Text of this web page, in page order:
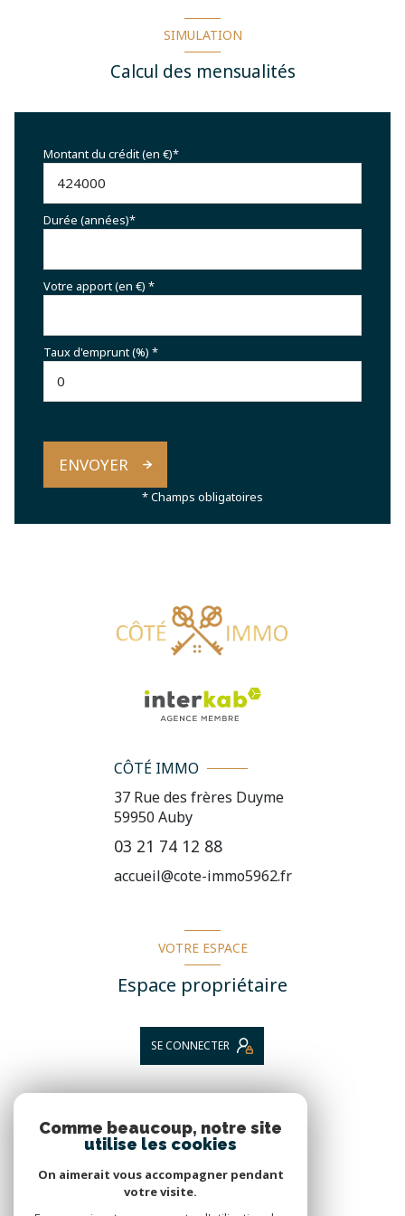
SIMULATION
Calcul des mensualités
Montant du crédit (en €)*
Durée (années)*
Votre apport (en €) *
Taux d'emprunt (%) *
ENVOYER
* Champs obligatoires
CÔTÉ IMMO
37 Rue des frères Duyme
59950 Auby
03 21 74 12 88
accueil@cote-immo5962.fr
VOTRE ESPACE
Espace propriétaire
SE CONNECTER
Nous suivre
Comme beaucoup, notre site
utilise les cookies
On aimerait vous accompagner pendant
votre visite.